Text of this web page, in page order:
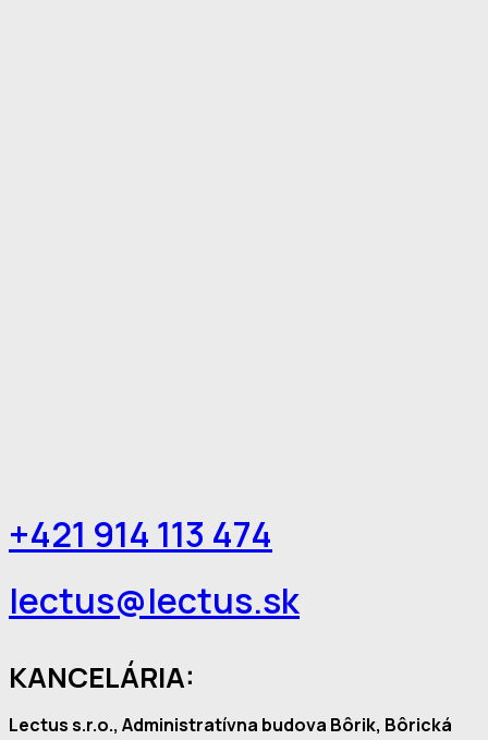
+421 914 113 474
lectus@lectus.sk
KANCELÁRIA:
Lectus s.r.o., Administratívna budova Bôrik, Bôrická